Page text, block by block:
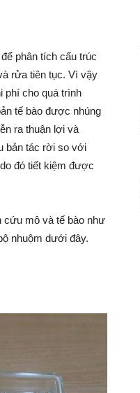
phân tích cấu trúc
rửa tiên tục. Vì vậy
phí cho quá trình
tế bào được nhúng
ra thuận lợi và
bản tác rời so với
đó tiết kiệm được
cứu mô và tế bào như
nhuộm dưới đây.